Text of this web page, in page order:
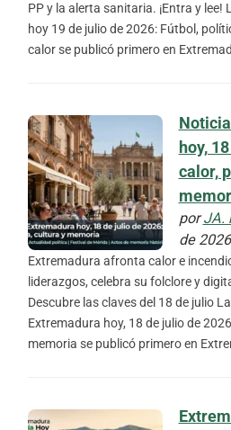
PP y la alerta sanitaria. ¡Entra y
hoy 19 de julio de 2026: Fútbol,
calor se publicó primero en
hoy,
calor,
porJA.
de
Extremadura afronta calor e
liderazgos, celebra su folclore y
Descubre las claves del 18 de julio
Extremadura hoy, 18 de julio de
memoria se publicó primero en